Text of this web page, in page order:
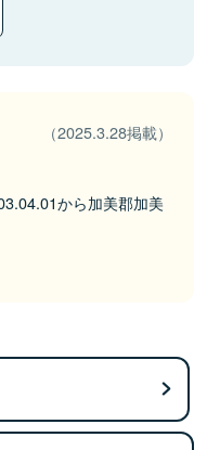
（2025.3.28掲載）
から加美郡加美